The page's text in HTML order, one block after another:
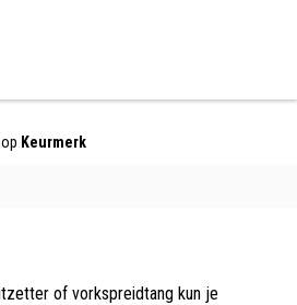
Keurmerk
of vorkspreidtang kun je